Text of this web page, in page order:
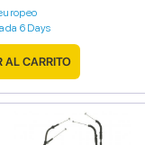
6 Days
AL CARRITO